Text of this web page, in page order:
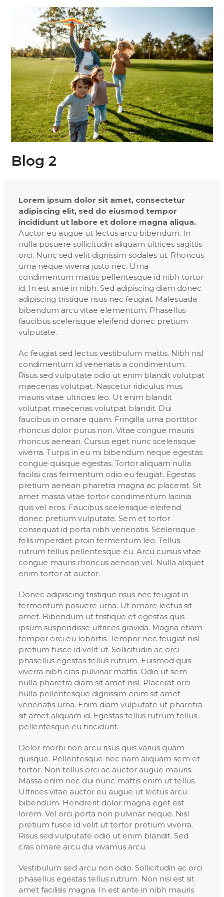
Blog 2
Lorem ipsum dolor sit amet, consectetur
adipiscing elit, sed do eiusmod tempor
incididunt ut labore et dolore magna aliqua.
Auctor eu augue ut lectus arcu bibendum. In
nulla posuere sollicitudin aliquam ultrices sagittis
orci. Nunc sed velit dignissim sodales ut. Rhoncus
urna neque viverra justo nec. Urna
condimentum mattis pellentesque id nibh tortor
id. In est ante in nibh. Sed adipiscing diam donec
adipiscing tristique risus nec feugiat. Malesuada
bibendum arcu vitae elementum. Phasellus
faucibus scelerisque eleifend donec pretium
vulputate.
Ac feugiat sed lectus vestibulum mattis. Nibh nisl
condimentum id venenatis a condimentum.
Risus sed vulputate odio ut enim blandit volutpat
maecenas volutpat. Nascetur ridiculus mus
mauris vitae ultricies leo. Ut enim blandit
volutpat maecenas volutpat blandit. Dui
faucibus in ornare quam. Fringilla urna porttitor
rhoncus dolor purus non. Vitae congue mauris
rhoncus aenean. Cursus eget nunc scelerisque
viverra. Turpis in eu mi bibendum neque egestas
congue quisque egestas. Tortor aliquam nulla
facilisi cras fermentum odio eu feugiat. Egestas
pretium aenean pharetra magna ac placerat. Sit
amet massa vitae tortor condimentum lacinia
quis vel eros. Faucibus scelerisque eleifend
donec pretium vulputate. Sem et tortor
consequat id porta nibh venenatis. Scelerisque
felis imperdiet proin fermentum leo. Tellus
rutrum tellus pellentesque eu. Arcu cursus vitae
congue mauris rhoncus aenean vel. Nulla aliquet
enim tortor at auctor.
Donec adipiscing tristique risus nec feugiat in
fermentum posuere urna. Ut ornare lectus sit
amet. Bibendum ut tristique et egestas quis
ipsum suspendisse ultrices gravida. Magna etiam
tempor orci eu lobortis. Tempor nec feugiat nisl
pretium fusce id velit ut. Sollicitudin ac orci
phasellus egestas tellus rutrum. Euismod quis
viverra nibh cras pulvinar mattis. Odio ut sem
nulla pharetra diam sit amet nisl. Placerat orci
nulla pellentesque dignissim enim sit amet
venenatis urna. Enim diam vulputate ut pharetra
sit amet aliquam id. Egestas tellus rutrum tellus
pellentesque eu tincidunt.
Dolor morbi non arcu risus quis varius quam
quisque. Pellentesque nec nam aliquam sem et
tortor. Non tellus orci ac auctor augue mauris.
Massa enim nec dui nunc mattis enim ut tellus.
Ultrices vitae auctor eu augue ut lectus arcu
bibendum. Hendrerit dolor magna eget est
lorem. Vel orci porta non pulvinar neque. Nisl
pretium fusce id velit ut tortor pretium viverra.
Risus sed vulputate odio ut enim blandit. Sed
cras ornare arcu dui vivamus arcu.
Vestibulum sed arcu non odio. Sollicitudin ac orci
phasellus egestas tellus rutrum. Non nisi est sit
amet facilisis magna. In est ante in nibh mauris